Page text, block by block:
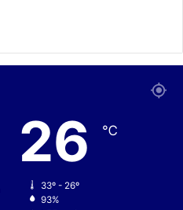
26 ℃
33º - 26º
93%